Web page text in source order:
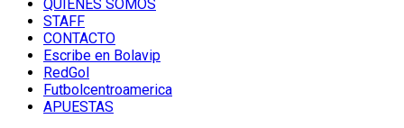
QUIENES SOMOS
STAFF
CONTACTO
Escribe en Bolavip
RedGol
Futbolcentroamerica
APUESTAS